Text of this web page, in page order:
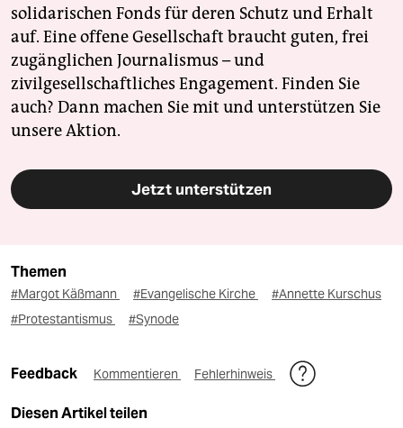
solidarischen Fonds für deren Schutz und Erhalt
auf. Eine offene Gesellschaft braucht guten, frei
zugänglichen Journalismus – und
zivilgesellschaftliches Engagement. Finden Sie
auch? Dann machen Sie mit und unterstützen Sie
unsere Aktion.
Jetzt unterstützen
Themen
#Margot Käßmann #Evangelische Kirche
#Annette Kurschus
#Protestantismus
#Synode
Feedback Kommentieren Fehlerhinweis
Diesen Artikel teilen